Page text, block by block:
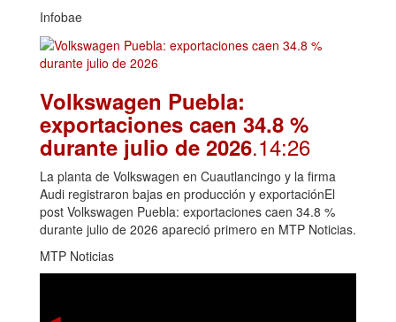
Infobae
Volkswagen Puebla:
exportaciones caen 34.8 %
durante julio de 2026.14:26
La planta de Volkswagen en Cuautlancingo y la firma
Audi registraron bajas en producción y exportaciónEl
post Volkswagen Puebla: exportaciones caen 34.8 %
durante julio de 2026 apareció primero en MTP Noticias.
MTP Noticias